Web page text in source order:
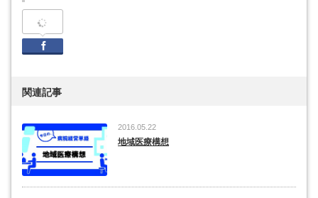
関連記事
2016.05.22
地域医療構想